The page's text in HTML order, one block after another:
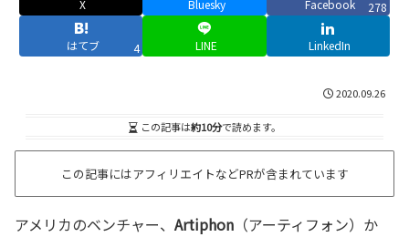
X Bluesky Facebook 278
はてブ 4 LINE LinkedIn
2020.09.26
この記事は約10分で読めます。
この記事にはアフィリエイトなどPRが含まれています
アメリカのベンチャー、 Artiphon （アーティフォン）か